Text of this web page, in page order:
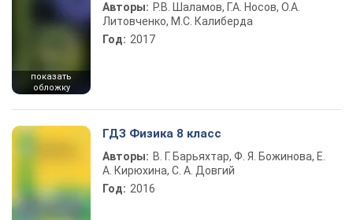
показать
обложку
Авторы: Р.В. Шаламов, Г.А. Носов, О.А.
Литовченко, М.С. Калиберда
Год: 2017
ГДЗ Физика 8 класс
Авторы: В. Г. Барьяхтар, Ф. Я. Божинова, Е.
А. Кирюхина, С. А. Довгий
Год: 2016